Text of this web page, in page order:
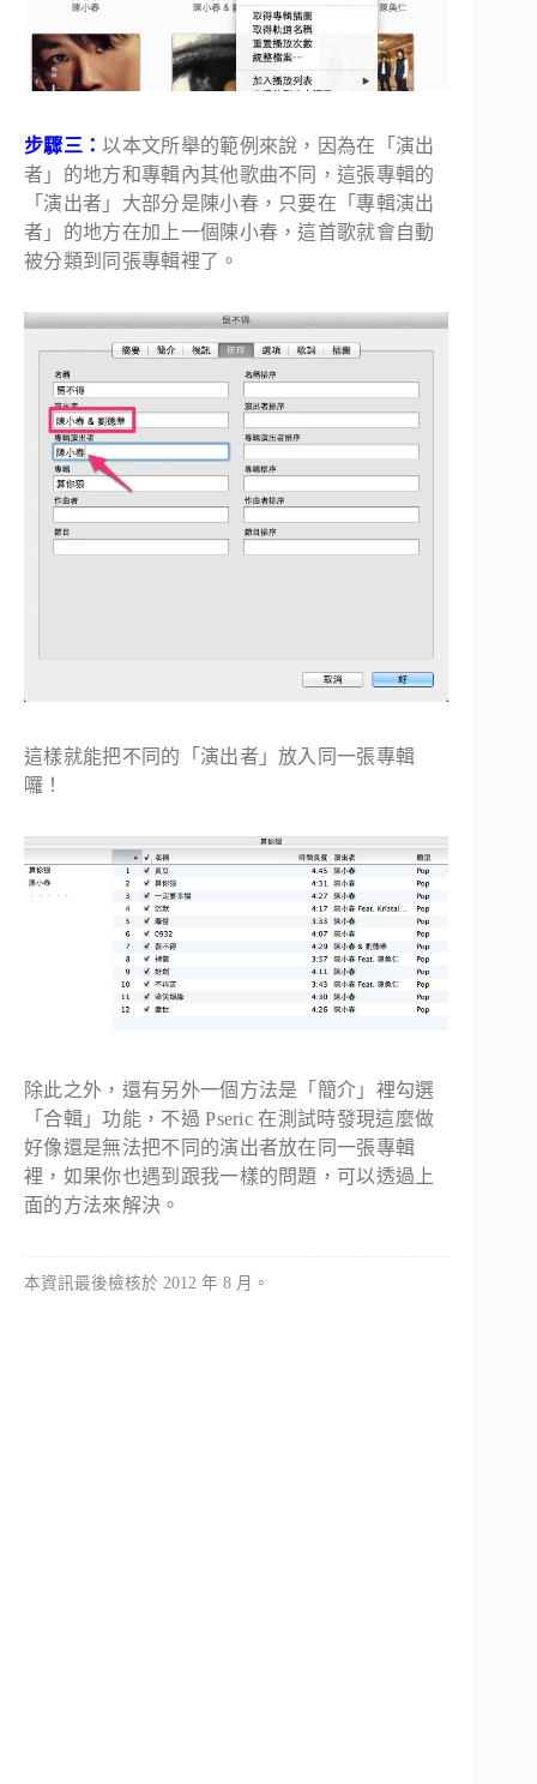
步驟三：以本文所舉的範例來說，因為在「演出
者」的地方和專輯內其他歌曲不同，這張專輯的
「演出者」大部分是陳小春，只要在「專輯演出
者」的地方在加上一個陳小春，這首歌就會自動
被分類到同張專輯裡了。
這樣就能把不同的「演出者」放入同一張專輯
囉！
除此之外，還有另外一個方法是「簡介」裡勾選
「合輯」功能，不過 Pseric 在測試時發現這麼做
好像還是無法把不同的演出者放在同一張專輯
裡，如果你也遇到跟我一樣的問題，可以透過上
面的方法來解決。
本資訊最後檢核於 2012 年 8 月。